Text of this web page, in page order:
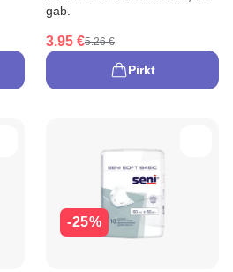
gab.
3.95 €5.26 €
Pirkt
-25%